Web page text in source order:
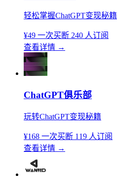
轻松掌握ChatGPT变现秘籍
¥49 一次买断 240 人订阅
查看详情 →
ChatGPT俱乐部
玩转ChatGPT变现秘籍
¥168 一次买断 119 人订阅
查看详情 →